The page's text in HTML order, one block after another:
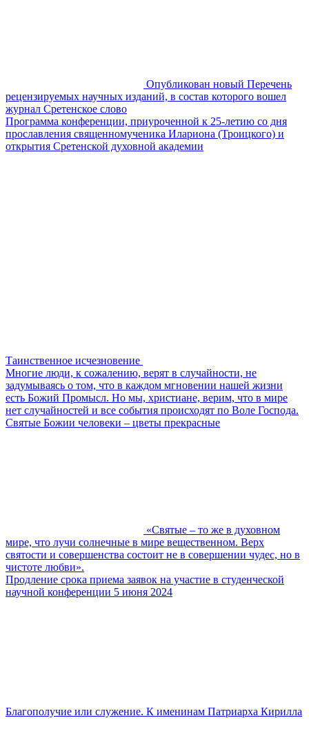
Опубликован новый Перечень
рецензируемых научных изданий, в состав которого вошел
журнал Сретенское слово
Программа конференции, приуроченной к 25-летию со дня
прославления священномученика Илариона (Троицкого) и
открытия Сретенской духовной академии
Таинственное исчезновение
Многие люди, к сожалению, верят в случайности, не
задумываясь о том, что в каждом мгновении нашей жизни
есть Божий Промысл. Но мы, христиане, верим, что в мире
нет случайностей и все события происходят по Воле Господа.
Святые Божии человеки – цветы прекрасные
«Святые – то же в духовном
мире, что лучи солнечные в мире вещественном. Верх
святости и совершенства состоит не в совершении чудес, но в
чистоте любви».
Продление срока приема заявок на участие в студенческой
научной конференции 5 июня 2024
Благополучие или служение. К именинам Патриарха Кирилла